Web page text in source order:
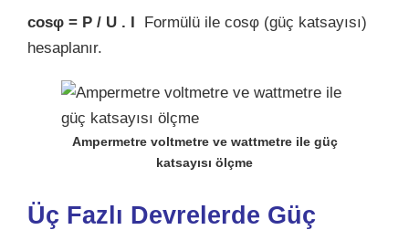
cosφ = P / U . I
Formülü ile cosφ (güç katsayısı)
hesaplanır.
Ampermetre voltmetre ve wattmetre ile güç
katsayısı ölçme
Üç Fazlı Devrelerde Güç